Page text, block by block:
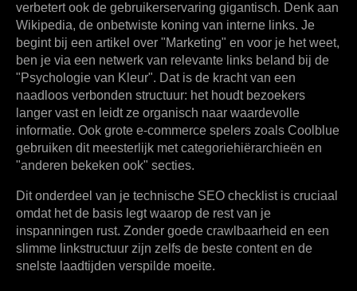
verbetert ook de gebruikerservaring gigantisch. Denk aan
Wikipedia, de onbetwiste koning van interne links. Je
begint bij een artikel over "Marketing" en voor je het weet,
ben je via een netwerk van relevante links beland bij de
"Psychologie van Kleur". Dat is de kracht van een
naadloos verbonden structuur: het houdt bezoekers
langer vast en leidt ze organisch naar waardevolle
informatie. Ook grote e-commerce spelers zoals Coolblue
gebruiken dit meesterlijk met categoriehiërarchieën en
"anderen bekeken ook" secties.
Dit onderdeel van je technische SEO checklist is cruciaal
omdat het de basis legt waarop de rest van je
inspanningen rust. Zonder goede crawlbaarheid en een
slimme linkstructuur zijn zelfs de beste content en de
snelste laadtijden verspilde moeite.